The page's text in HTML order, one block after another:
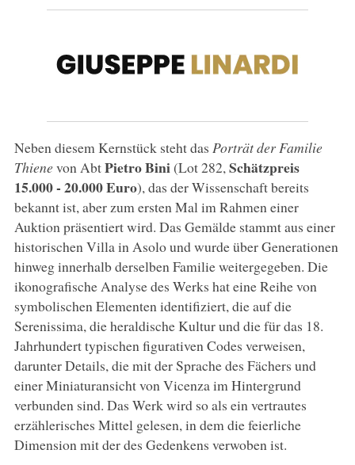
Neben diesem Kernstück steht das Porträt der Familie
Thienevon AbtPietroBini(Lot 282, Schätzpreis
15.000 - 20.000 Euro), das der Wissenschaft bereits
bekannt ist, aber zum ersten Mal im Rahmen einer
Auktion präsentiert wird. Das Gemälde stammt aus einer
historischen Villa in Asolo und wurde über Generationen
hinweg innerhalb derselben Familie weitergegeben. Die
ikonografische Analyse des Werks hat eine Reihe von
symbolischen Elementen identifiziert, die auf die
Serenissima, die heraldische Kultur und die für das 18.
Jahrhundert typischen figurativen Codes verweisen,
darunter Details, die mit der Sprache des Fächers und
einer Miniaturansicht von Vicenza im Hintergrund
verbunden sind. Das Werk wird so als ein vertrautes
erzählerisches Mittel gelesen, in dem die feierliche
Dimension mit der des Gedenkens verwoben ist.